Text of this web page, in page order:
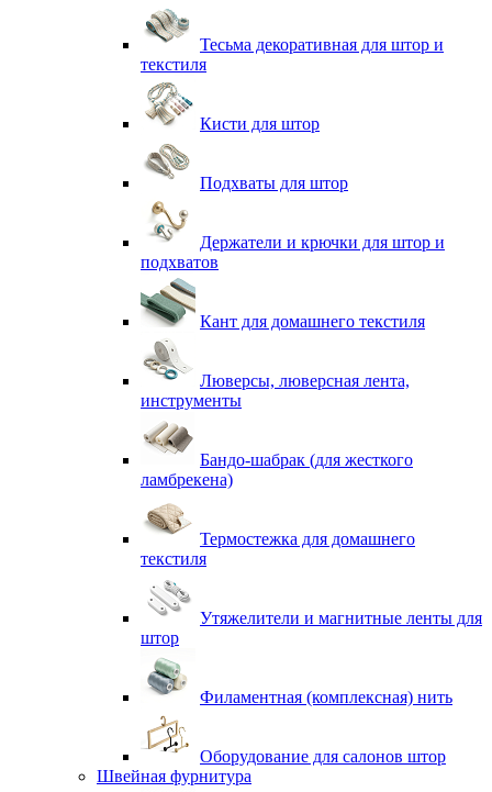
Тесьма декоративная для штор и
текстиля
Кисти для штор
Подхваты для штор
Держатели и крючки для штор и
подхватов
Кант для домашнего текстиля
Люверсы, люверсная лента,
инструменты
Бандо-шабрак (для жесткого
ламбрекена)
Термостежка для домашнего
текстиля
Утяжелители и магнитные ленты для
штор
Филаментная (комплексная) нить
Оборудование для салонов штор
Швейная фурнитура